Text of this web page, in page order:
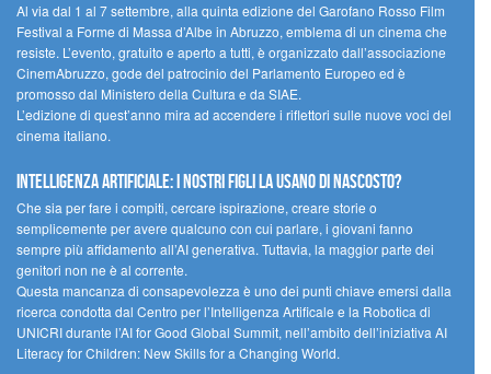
Al via dal 1 al 7 settembre, alla quinta edizione del Garofano Rosso Film
Festival a Forme di Massa d’Albe in Abruzzo, emblema di un cinema che
resiste. L’evento, gratuito e aperto a tutti, è organizzato dall’associazione
CinemAbruzzo, gode del patrocinio del Parlamento Europeo ed è
promosso dal Ministero della Cultura e da SIAE.
L’edizione di quest’anno mira ad accendere i riflettori sulle nuove voci del
cinema italiano.
Intelligenza artificiale: i nostri figli la usano di nascosto?
Che sia per fare i compiti, cercare ispirazione, creare storie o
semplicemente per avere qualcuno con cui parlare, i giovani fanno
sempre più affidamento all’AI generativa. Tuttavia, la maggior parte dei
genitori non ne è al corrente.
Questa mancanza di consapevolezza è uno dei punti chiave emersi dalla
ricerca condotta dal Centro per l’Intelligenza Artificale e la Robotica di
UNICRI durante l’AI for Good Global Summit, nell’ambito dell’iniziativa AI
Literacy for Children: New Skills for a Changing World.